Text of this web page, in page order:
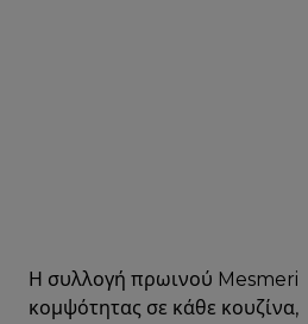
Η συλλογή πρωινού
κομψότητας σε κάθε κουζίνα,